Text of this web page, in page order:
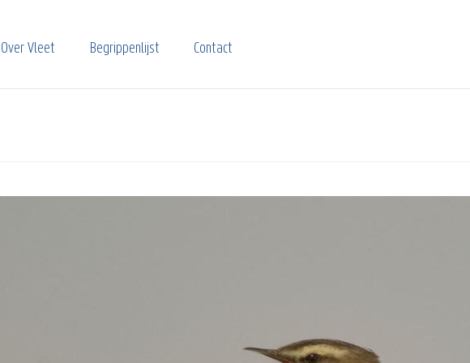
Over Vleet Begrippenlijst Contact